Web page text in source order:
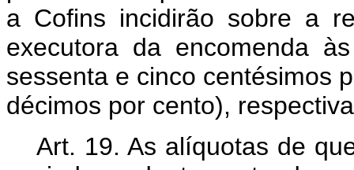
a Cofins incidirão sobre a
executora da encomenda
sessenta e cinco centésimos
décimos por cento),
Art. 19. As alíquotas de